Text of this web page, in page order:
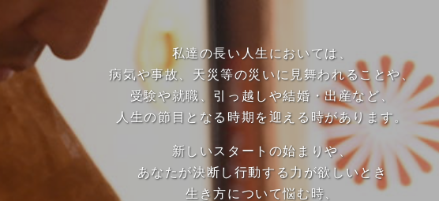
私達の長い人生においては、
病気や事故、天災等の災いに見舞われることや、
受験や就職、引っ越しや結婚・出産など、
人生の節目となる時期を迎える時があります。
新しいスタートの始まりや、
あなたが決断し行動する力が欲しいとき
生き方について悩む時、